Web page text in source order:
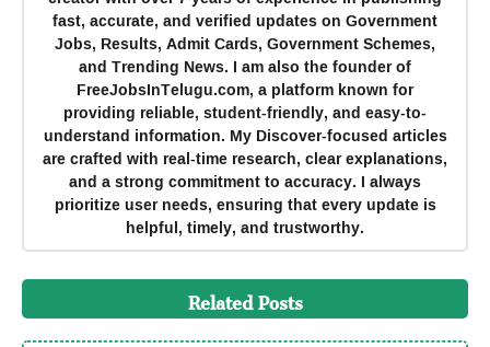
fast, accurate, and verified updates on Government
Jobs, Results, Admit Cards, Government Schemes,
and Trending News. I am also the founder of
FreeJobsInTelugu.com, a platform known for
providing reliable, student-friendly, and easy-to-
understand information. My Discover-focused articles
are crafted with real-time research, clear explanations,
and a strong commitment to accuracy. I always
prioritize user needs, ensuring that every update is
helpful, timely, and trustworthy.
Related Posts